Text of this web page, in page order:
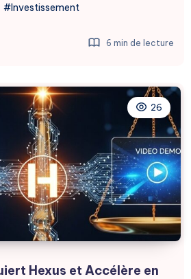
#Investissement
6 min de lecture
26
Hexus et Accélère en